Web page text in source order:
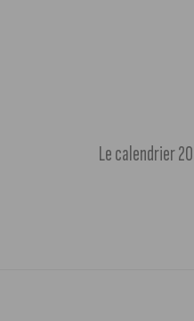
Le calendrier